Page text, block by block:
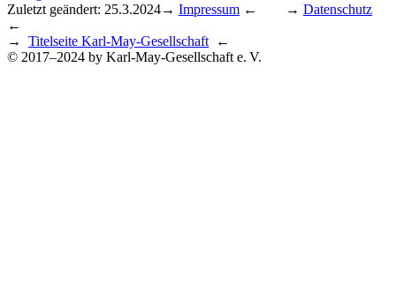
Zuletzt geändert: 25.3.2024→ Impressum ← → Datenschutz
←
→ Titelseite Karl-May-Gesellschaft ←
© 2017–2024 by Karl-May-Gesellschaft e. V.